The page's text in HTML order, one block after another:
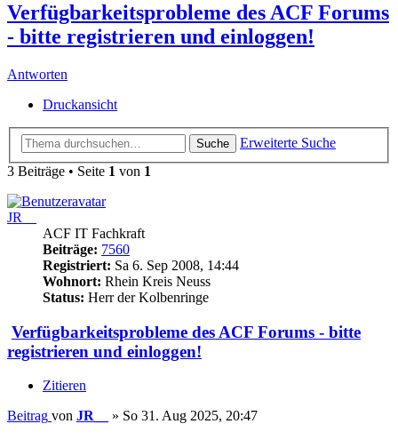
Verfügbarkeitsprobleme des ACF Forums
- bitte registrieren und einloggen!
Antworten
Druckansicht
Suche
Erweiterte Suche
3 Beiträge • Seite 1 von 1
JR__
ACF IT Fachkraft
Beiträge: 7560
Registriert: Sa 6. Sep 2008, 14:44
Wohnort: Rhein Kreis Neuss
Status: Herr der Kolbenringe
Verfügbarkeitsprobleme des ACF Forums - bitte
registrieren und einloggen!
Zitieren
Beitrag von JR__ » So 31. Aug 2025, 20:47